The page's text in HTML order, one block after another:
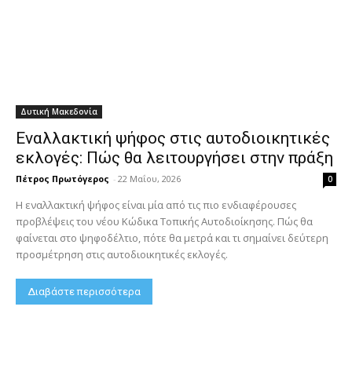
Δυτική Μακεδονία
Εναλλακτική ψήφος στις αυτοδιοικητικές
εκλογές: Πώς θα λειτουργήσει στην πράξη
Πέτρος Πρωτόγερος - 22 Μαΐου, 2026 0
Η εναλλακτική ψήφος είναι μία από τις πιο ενδιαφέρουσες
προβλέψεις του νέου Κώδικα Τοπικής Αυτοδιοίκησης. Πώς θα
φαίνεται στο ψηφοδέλτιο, πότε θα μετρά και τι σημαίνει δεύτερη
προσμέτρηση στις αυτοδιοικητικές εκλογές.
Διαβάστε περισσότερα